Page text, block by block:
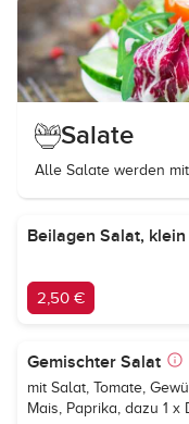
Salate
Alle Salate werden
Beilagen Salat, klein
2,50 €
Gemischter Salat
mit Salat, Tomate,
Mais, Paprika, dazu 1